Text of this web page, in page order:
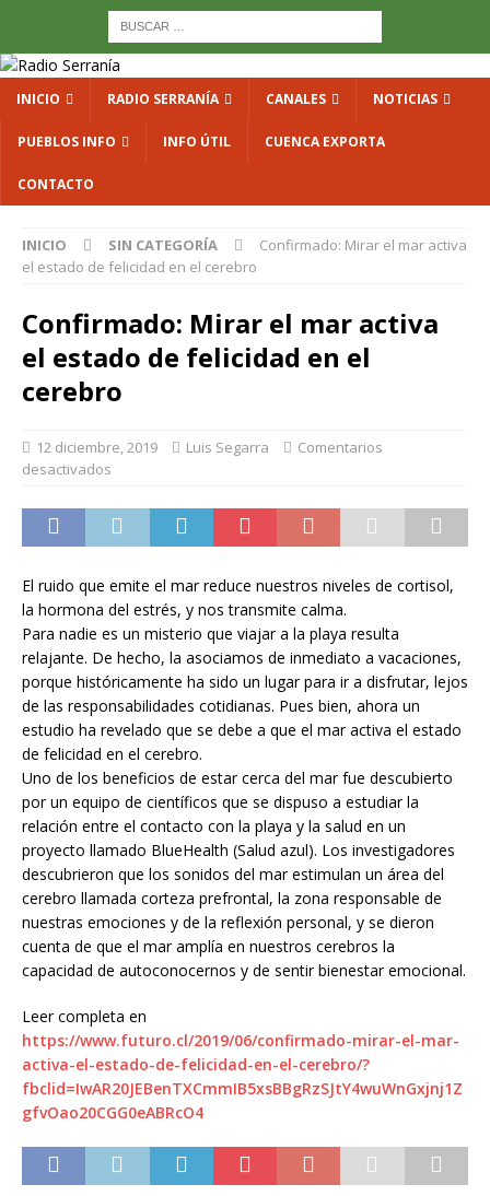
INICIO RADIO SERRANÍA CANALES NOTICIAS
PUEBLOS INFO INFO ÚTIL CUENCA EXPORTA
CONTACTO
INICIO SIN CATEGORÍA
Confirmado: Mirar el mar activa
el estado de felicidad en el cerebro
Confirmado: Mirar el mar activa
el estado de felicidad en el
cerebro
12 diciembre, 2019 Luis Segarra
Comentarios
desactivados
El ruido que emite el mar reduce nuestros niveles de cortisol,
la hormona del estrés, y nos transmite calma.
Para nadie es un misterio que viajar a la playa resulta
relajante. De hecho, la asociamos de inmediato a vacaciones,
porque históricamente ha sido un lugar para ir a disfrutar, lejos
de las responsabilidades cotidianas. Pues bien, ahora un
estudio ha revelado que se debe a que el mar activa el estado
de felicidad en el cerebro.
Uno de los beneficios de estar cerca del mar fue descubierto
por un equipo de científicos que se dispuso a estudiar la
relación entre el contacto con la playa y la salud en un
proyecto llamado BlueHealth (Salud azul). Los investigadores
descubrieron que los sonidos del mar estimulan un área del
cerebro llamada corteza prefrontal, la zona responsable de
nuestras emociones y de la reflexión personal, y se dieron
cuenta de que el mar amplía en nuestros cerebros la
capacidad de autoconocernos y de sentir bienestar emocional.
Leer completa en
https://www.futuro.cl/2019/06/confirmado-mirar-el-mar-
activa-el-estado-de-felicidad-en-el-cerebro/?
fbclid=IwAR20JEBenTXCmmIB5xsBBgRzSJtY4wuWnGxjnj1Z
gfvOao20CGG0eABRcO4